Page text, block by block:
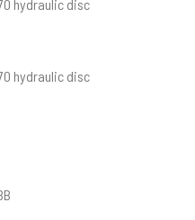
hydraulic disc
hydraulic disc